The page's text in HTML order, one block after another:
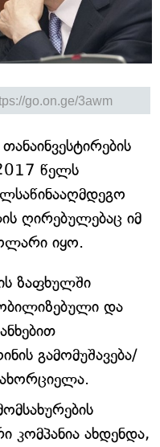
წელს
ღირებულებაც იმ
იყო.
ზაფხულში
და
გამომუშავება/
კომპანია ახდენდა,